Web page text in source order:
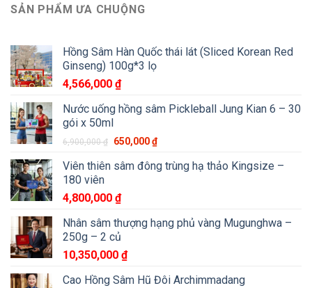
SẢN PHẨM ƯA CHUỘNG
Hồng Sâm Hàn Quốc thái lát (Sliced Korean Red
Ginseng) 100g*3 lọ
4,566,000 ₫
Nước uống hồng sâm Pickleball Jung Kian 6 – 30
gói x 50ml
6,900,000₫ 650,000₫
Viên thiên sâm đông trùng hạ thảo Kingsize –
180 viên
4,800,000 ₫
Nhân sâm thượng hạng phủ vàng Mugunghwa –
250g – 2 củ
10,350,000 ₫
Cao Hồng Sâm Hũ Đôi Archimmadang